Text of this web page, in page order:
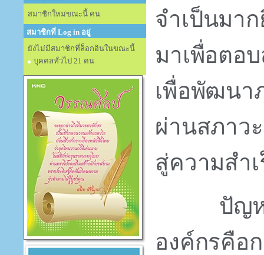
สมาชิกใหม่ขณะนี้ คน
สมาชิกที่ Log in อยู่
ยังไม่มีสมาชิกที่ล็อกอินในขณะนี้
บุคคลทั่วไป 21 คน
จำเป็นมา
มาเพื่อตอ
เพื่อพัฒนา
ผ่านสภาว
สู่ความสำ
ปัญ
องค์กรคือ